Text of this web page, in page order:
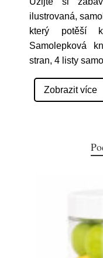
ilustrovaná,
který potěší
Samolepková
stran, 4 listy
Zobrazit více